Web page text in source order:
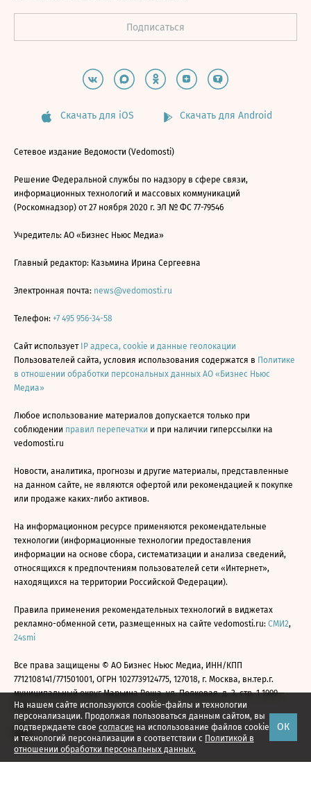
На нашем сайте используются cookie-файлы и технологии
персонализации. Продолжая пользоваться данным сайтом, вы
подтверждаете свое согласие на использование файлов cookie
и технологий персонализации в соответствии с Политикой в
отношении обработки персональных данных.
ОК
Скачать для iOS Скачать для Android
Сетевое издание Ведомости (Vedomosti)
Решение Федеральной службы по надзору в сфере связи,
информационных технологий и массовых коммуникаций
(Роскомнадзор) от 27 ноября 2020 г. ЭЛ № ФС 77-79546
Учредитель: АО «Бизнес Ньюс Медиа»
Главный редактор: Казьмина Ирина Сергеевна
Электронная почта: news@vedomosti.ru
Телефон: +7 495 956-34-58
Сайт использует IP адреса, cookie и данные геолокации
Пользователей сайта, условия использования содержатся в Политике
в отношении обработки персональных данных АО «Бизнес Ньюс
Медиа»
Любое использование материалов допускается только при
соблюдении правил перепечатки и при наличии гиперссылки на
vedomosti.ru
Новости, аналитика, прогнозы и другие материалы, представленные
на данном сайте, не являются офертой или рекомендацией к покупке
или продаже каких-либо активов.
На информационном ресурсе применяются рекомендательные
технологии (информационные технологии предоставления
информации на основе сбора, систематизации и анализа сведений,
относящихся к предпочтениям пользователей сети «Интернет»,
находящихся на территории Российской Федерации).
Правила применения рекомендательных технологий в виджетах
рекламно-обменной сети, размещенных на сайте vedomosti.ru: СМИ2,
24smi
Все права защищены © АО Бизнес Ньюс Медиа, ИНН/КПП
7712108141/771501001, ОГРН 1027739124775, 127018, г. Москва, вн.тер.г.
муниципальный округ Марьина Роща, ул. Полковая, д. 3, стр. 1 1999—
2026